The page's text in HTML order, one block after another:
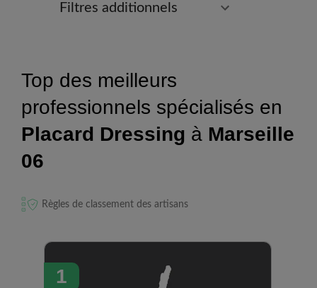
Filtres additionnels
Top des meilleurs
professionnels spécialisés en
Placard Dressing à Marseille
06
Règles de classement des artisans
1